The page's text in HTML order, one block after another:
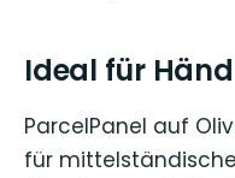
Ideal für
ParcelPanel auf
für